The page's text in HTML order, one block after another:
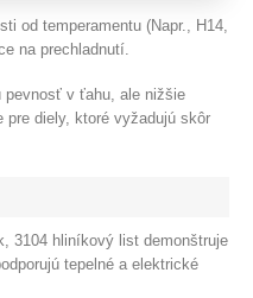
od temperamentu (Napr., H14,
na prechladnutí.
pevnosť v ťahu, ale nižšie
pre diely, ktoré vyžadujú skôr
3104 hliníkový list demonštruje
tepelné a elektrické